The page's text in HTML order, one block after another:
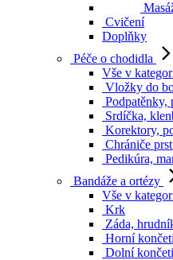
Cvičení
Doplňky
Péče o chodidla
Vše v
Vložky do
Podpatěnky,
Srdíčka,
Korektory,
Chrániče
Pedikúra,
Bandáže a ortézy
Vše v
Krk
Záda,
Horní
Dolní